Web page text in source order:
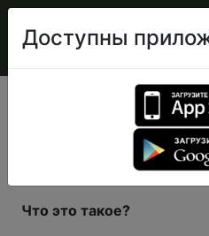
Бензапирен
ПОЛИЦИКЛИЧЕСКИЕ
УГЛЕВОДОРОДЫ (ПАУ)
Что это такое?
Доступны